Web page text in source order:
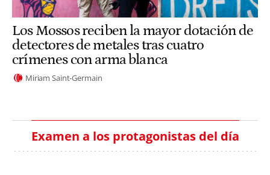
Los Mossos reciben la mayor dotación de
detectores de metales tras cuatro
crímenes con arma blanca
Miriam Saint-Germain
Examen a los protagonistas del día